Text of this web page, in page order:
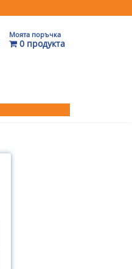
Моята поръчка
0 продукта